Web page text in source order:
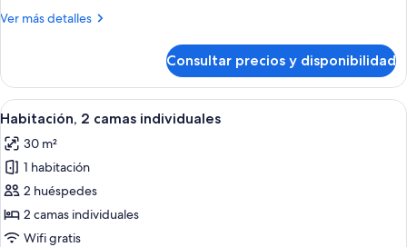
Ver más detalles
Más
ejecutiva
(Regency)
Consultar precios y disponibilidad
Abrir
todas
las
fotos
de
Habitación,
2
Habitación de hotel con dos camas,
3
Habitación, 2 camas individuales
30 m²
1 habitación
2 huéspedes
2 camas individuales
Wifi gratis